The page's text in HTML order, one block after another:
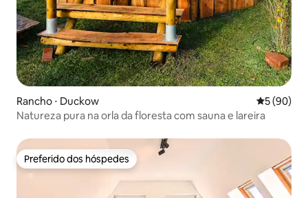
Rancho ⋅ Duckow 5 de uma
5 (90)
Natureza pura na orla da floresta com sauna e lareira
Preferido dos hóspedes
Preferido dos hóspedes